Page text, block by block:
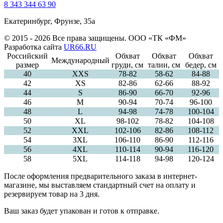
8 343 344 63 90
Екатеринбург, Фрунзе, 35а
© 2015 - 2026 Все права защищены. ООО «ТК «ФМ»
Разработка сайта UR66.RU
Российский
размер
Международный
Обхват
груди, см
Обхват
талии, см
Обхват
бедер, см
40
ХXS 78-82 58-62
84-88
42
XS 82-86 62-66
88-92
44
S 86-90 66-70
92-96
46
M 90-94 70-74
96-100
48
L 94-98 74-78
100-104
50
XL 98-102 78-82
104-108
52
XXL 102-106 82-86
108-112
54
3XL 106-110 86-90
112-116
56
4XL 110-114 90-94
116-120
58
5XL 114-118 94-98 120-124
После оформления предварительного заказа в интернет-
магазине, мы выставляем стандартный счет на оплату и
резервируем товар на 3 дня.
Ваш заказ будет упакован и готов к отправке.